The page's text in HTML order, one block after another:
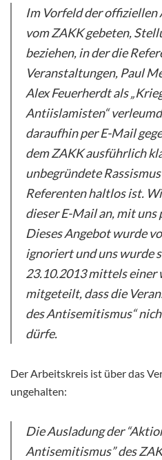
Im Vorfeld der
vom ZAKK gebeten,
beziehen, in der die
Veranstaltungen, Paul
Alex Feuerherdt als
Antiislamisten“
daraufhin per E-Mail
dem ZAKK ausführlich
unbegründete
Referenten haltlos ist.
dieser E-Mail an, mit
Dieses Angebot wurde
ignoriert und uns wurde
23.10.2013 mittels einer
mitgeteilt, dass die
des Antisemitismus“
dürfe.
Der Arbeitskreis ist über das
ungehalten:
Die Ausladung der
Antisemitismus” des